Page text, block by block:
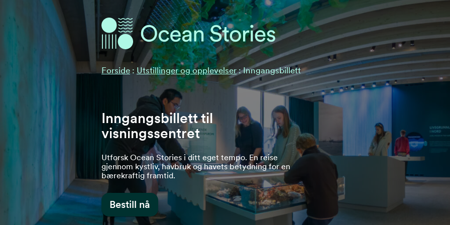
Ocean Stories
Ocean Stories
Forside : Utstillinger og opplevelser:Inngangsbillett
Inngangsbillett til
visningssentret
Utforsk Ocean Stories i ditt eget tempo. En reise
gjennom kystliv, havbruk og havets betydning for en
bærekraftig framtid.